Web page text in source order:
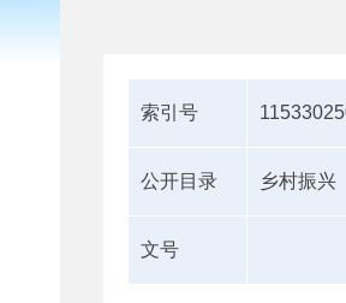
索引号
公开目录 乡村振兴
文号